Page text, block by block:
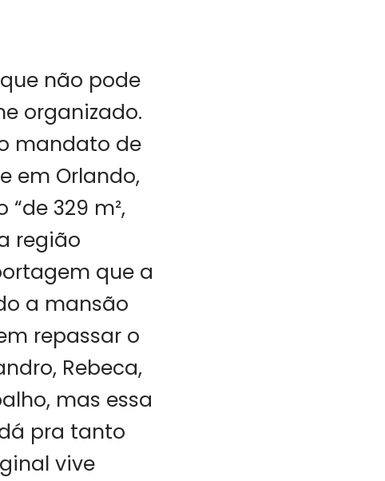
não pode
organizado.
mandato de
em Orlando,
329 m²,
região
que a
a mansão
repassar o
Rebeca,
mas essa
pra tanto
vive